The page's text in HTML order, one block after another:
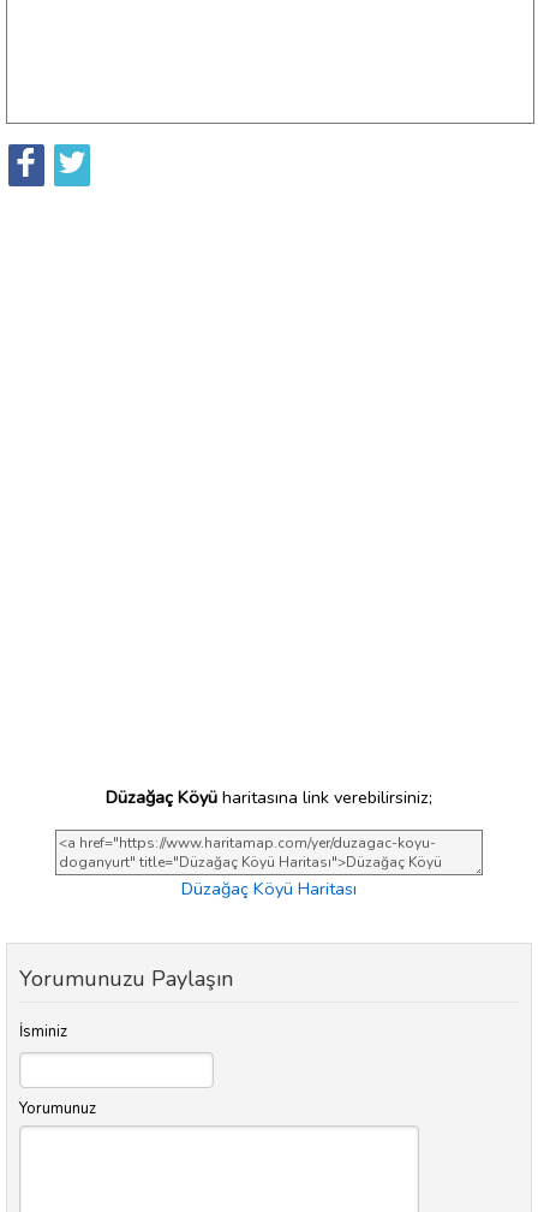
Düzağaç Köyü haritasına link verebilirsiniz;
Düzağaç Köyü Haritası
Yorumunuzu Paylaşın
İsminiz
Yorumunuz